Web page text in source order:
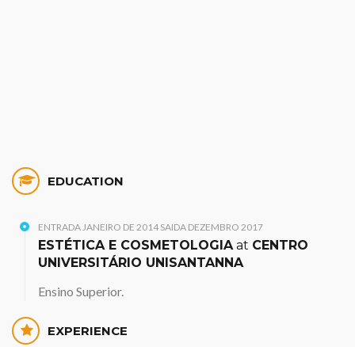
EDUCATION
ENTRADA JANEIRO DE 2014 SAIDA DEZEMBRO 2017
ESTÉTICA E COSMETOLOGIA at CENTRO
UNIVERSITÁRIO UNISANTANNA
Ensino Superior.
EXPERIENCE